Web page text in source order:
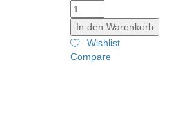
In den Warenkorb
Wishlist
Compare